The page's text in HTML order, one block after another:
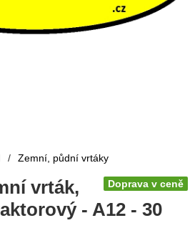
/ Zemní, půdní vrtáky
Doprava v ceně
vrták,
- A12 - 30